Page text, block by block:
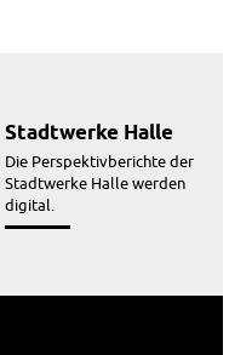
Stadtwerke Halle
Die Perspektivberichte der
Stadtwerke Halle werden
digital.